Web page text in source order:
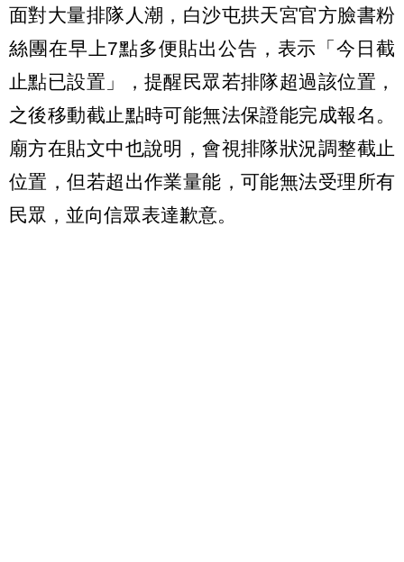
面對大量排隊人潮，白沙屯拱天宮官方臉書粉
絲團在早上7點多便貼出公告，表示「今日截
止點已設置」，提醒民眾若排隊超過該位置，
之後移動截止點時可能無法保證能完成報名。
廟方在貼文中也說明，會視排隊狀況調整截止
位置，但若超出作業量能，可能無法受理所有
民眾，並向信眾表達歉意。